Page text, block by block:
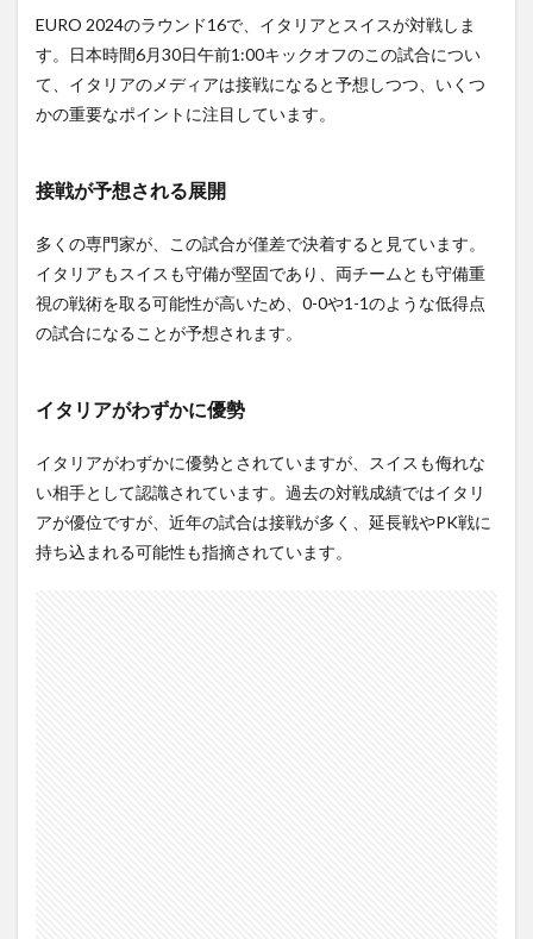
EURO 2024のラウンド16で、イタリアとスイスが対戦しま
す。日本時間6月30日午前1:00キックオフのこの試合につい
て、イタリアのメディアは接戦になると予想しつつ、いくつ
かの重要なポイントに注目しています。
接戦が予想される展開
多くの専門家が、この試合が僅差で決着すると見ています。
イタリアもスイスも守備が堅固であり、両チームとも守備重
視の戦術を取る可能性が高いため、0-0や1-1のような低得点
の試合になることが予想されます。
イタリアがわずかに優勢
イタリアがわずかに優勢とされていますが、スイスも侮れな
い相手として認識されています。過去の対戦成績ではイタリ
アが優位ですが、近年の試合は接戦が多く、延長戦やPK戦に
持ち込まれる可能性も指摘されています。